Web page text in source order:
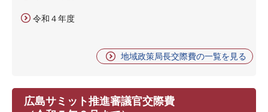
令和４年度
地域政策局長交際費の一覧を見る
広島サミット推進審議官交際費